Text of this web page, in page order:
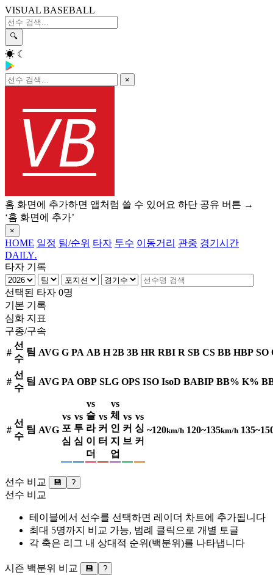
VISUAL BASEBALL
🔍
☀ ☾
×
홈 화면에 추가하면 앱처럼 쓸 수 있어요 하단 공유 버튼 →
‘홈 화면에 추가’
×
HOME 일정 팀/순위 타자 투수 이동거리 관중 경기시간
DAILY.
타자 기록
선택된 타자 0명
기본 기록
심화 지표
구종/구속
#
선
수
팀 AVG G PA AB H 2B 3B HR RBI R SB CS BB HBP SO
#
선
수
팀 AVG PA OBP SLG OPS ISO IsoD BABIP BB% K%
#
선
수
팀 AVG
vs
포
심
vs
투
심
vs
슬
라
이
더
vs
커
터
vs
체
인
지
업
vs
커
브
vs
싱
커
~120km/h 120~135km/h
선수 비교 💾 ?
선수 비교
테이블에서 선수를 선택하면 레이더 차트에 추가됩니다
최대 5명까지 비교 가능, 범례 클릭으로 개별 토글
각 축은 리그 내 상대적 순위(백분위)를 나타냅니다
시즌 백분위 비교 💾 ?